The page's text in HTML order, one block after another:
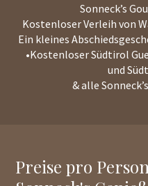
Sonneck’s
Kostenloser Verleih von
Ein kleines
•Kostenloser Südtirol
und
& alle
Preise pro